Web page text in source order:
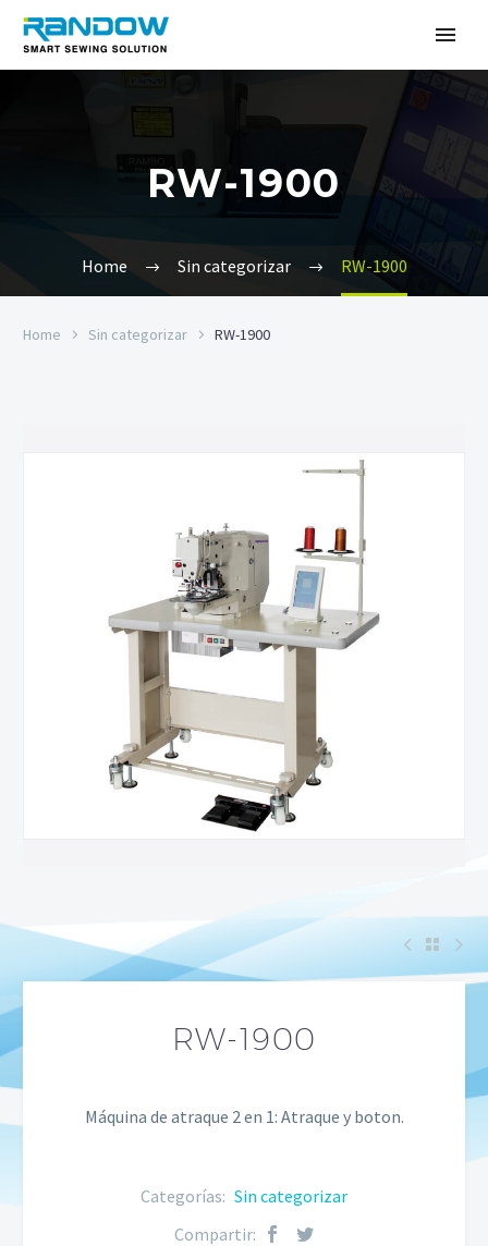
RW-1900
Home Sin categorizar RW-1900
Home Sin categorizar RW-1900
RW-1900
Máquina de atraque 2 en 1: Atraque y boton.
Categorías: Sin categorizar
Compartir: